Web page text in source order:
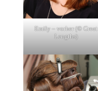
Emily – vorher (© Great
Lengths)